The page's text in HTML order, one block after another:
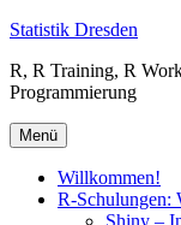
Zum
springen
Statistik Dresden
R, R Training, R
Programmierung
Menü
Willkommen!
R-Schulungen:
Shiny –